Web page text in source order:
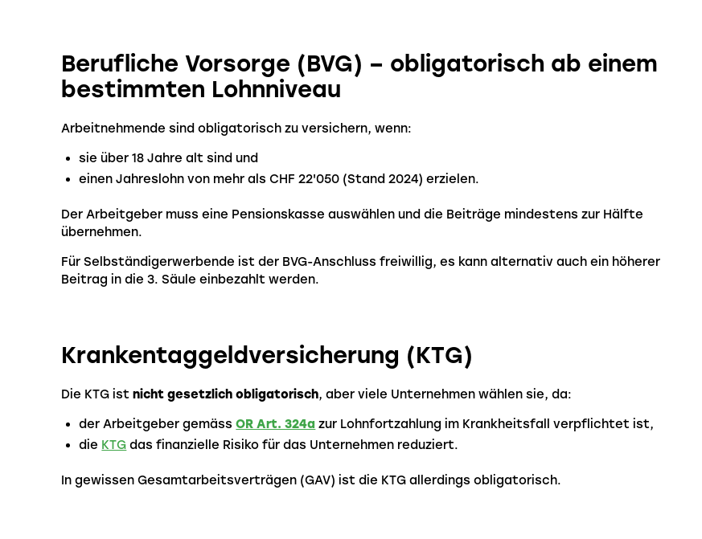
Berufliche Vorsorge (BVG) – obligatorisch ab einem
bestimmten Lohnniveau
Arbeitnehmende sind obligatorisch zu versichern, wenn:
sie über 18 Jahre alt sind und
einen Jahreslohn von mehr als CHF 22'050 (Stand 2024) erzielen.
Der Arbeitgeber muss eine Pensionskasse auswählen und die Beiträge mindestens zur Hälfte
übernehmen.
Für Selbständigerwerbende ist der BVG-Anschluss freiwillig, es kann alternativ auch ein höherer
Beitrag in die 3. Säule einbezahlt werden.
Krankentaggeldversicherung (KTG)
Die KTG ist nicht gesetzlich obligatorisch, aber viele Unternehmen wählen sie, da:
der Arbeitgeber gemässOR Art. 324a zur Lohnfortzahlung im Krankheitsfall verpflichtet ist,
die KTG das finanzielle Risiko für das Unternehmen reduziert.
In gewissen Gesamtarbeitsverträgen (GAV) ist die KTG allerdings obligatorisch.